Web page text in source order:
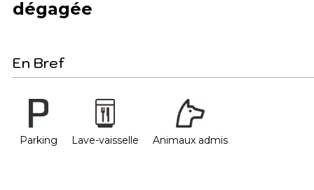
dégagée
En Bref
Parking Lave-vaisselle Animaux admis